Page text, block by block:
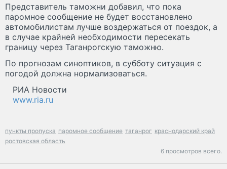
Представитель таможни добавил, что пока
паромное сообщение не будет восстановлено
автомобилистам лучше воздержаться от поездок, а
в случае крайней необходимости пересекать
границу через Таганрогскую таможню.
По прогнозам синоптиков, в субботу ситуация с
погодой должна нормализоваться.
РИА Новости
www.ria.ru
пункты пропуска паромное сообщение таганрог краснодарский край
ростовская область
6 просмотров всего.